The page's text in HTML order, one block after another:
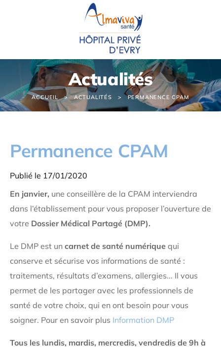
Actualités
ACCUEIL ACTUALITÉS PERMANENCE CPAM
Permanence CPAM
Publié le 17/01/2020
En janvier, une conseillère de la CPAM interviendra
dans l’établissement pour vous proposer l’ouverture de
votre Dossier Médical Partagé (DMP).
Le DMP est un carnet de santé numérique qui
conserve et sécurise vos informations de santé :
traitements, résultats d’examens, allergies... Il vous
permet de les partager avec les professionnels de
santé de votre choix, qui en ont besoin pour vous
soigner. Pour en savoir plus Information DMP
Tous les lundis, mardis, mercredis, vendredis de 9h à
Panneau de gestion des cookies